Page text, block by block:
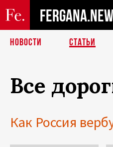
НОВОСТИ СТАТЬИ
Все
Как Россия